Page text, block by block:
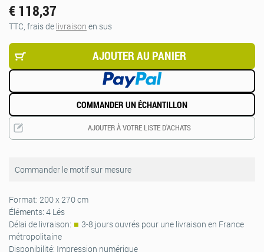
€ 118,37
TTC, frais de livraison en sus
AJOUTER AU PANIER
COMMANDER UN ÉCHANTILLON
AJOUTER À VOTRE LISTE D'ACHATS
Commander le motif sur mesure
Format: 200 x 270 cm
Éléments: 4 Lés
Délai de livraison:
3-8 jours ouvrés pour une livraison en France
métropolitaine
Disponibilité: Impression numérique